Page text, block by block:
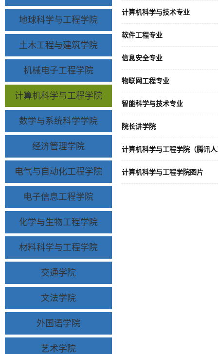
地球科学与工程学院
土木工程与建筑学院
机械电子工程学院
计算机科学与工程学院
数学与系统科学学院
经济管理学院
电气与自动化工程学院
电子信息工程学院
化学与生物工程学院
材料科学与工程学院
交通学院
文法学院
外国语学院
艺术学院
计算机科学与技术专业
软件工程专业
信息安全专业
物联网工程专业
智能科学与技术专业
院长讲学院
计算机科学与工程学院（腾讯
计算机科学与工程学院图片